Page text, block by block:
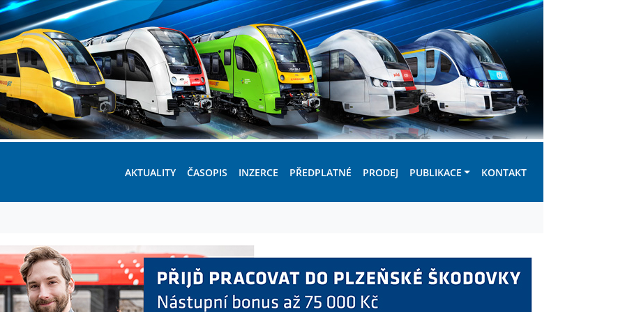
AKTUALITY ČASOPIS INZERCE PŘEDPLATNÉ PRODEJ PUBLIKACE KONTAKT